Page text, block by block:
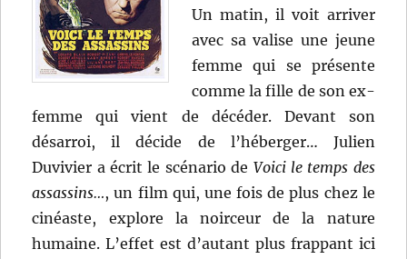
Un matin, il voit arriver
avec sa valise une jeune
femme qui se présente
comme la fille de son ex-
femme qui vient de décéder. Devant son
désarroi, il décide de l’héberger… Julien
Duvivier a écrit le scénario de Voici le temps des
assassins…, un film qui, une fois de plus chez le
cinéaste, explore la noirceur de la nature
humaine. L’effet est d’autant plus frappant ici